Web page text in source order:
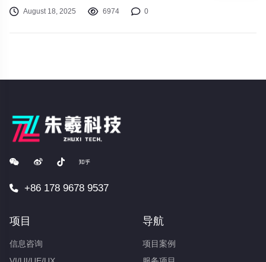
最新监测数据，我国北方地区急性呼吸道感染病例较
上月增加37%。
August 18, 2025 6974 0
+86 178 9678 9537
项目
信息咨询
导航
项目案例